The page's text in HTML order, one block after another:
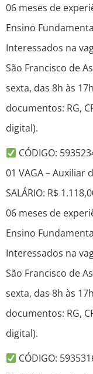
06 meses de
Ensino
Interessados na
São Francisco de
sexta, das 8h às
documentos: RG,
digital).
CÓDIGO:
01 VAGA – Auxiliar
SALÁRIO: R$
06 meses de
Ensino
Interessados na
São Francisco de
sexta, das 8h às
documentos: RG,
digital).
CÓDIGO: